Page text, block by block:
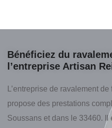
Bénéficiez du
l’entreprise Artisan
L’entreprise de ravalement
propose des prestations
Soussans et dans le 33460. Il